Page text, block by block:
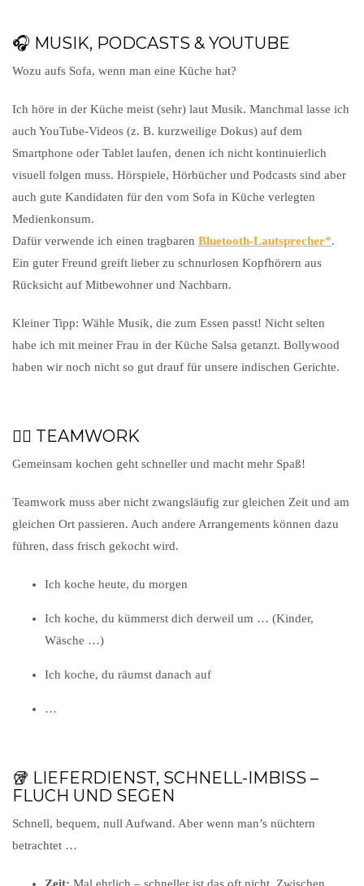
🎧 MUSIK, PODCASTS & YOUTUBE
Wozu aufs Sofa, wenn man eine Küche hat?
Ich höre in der Küche meist (sehr) laut Musik. Manchmal lasse ich
auch YouTube-Videos (z. B. kurzweilige Dokus) auf dem
Smartphone oder Tablet laufen, denen ich nicht kontinuierlich
visuell folgen muss. Hörspiele, Hörbücher und Podcasts sind aber
auch gute Kandidaten für den vom Sofa in Küche verlegten
Medienkonsum.
Dafür verwende ich einen tragbaren Bluetooth-Lautsprecher .
Ein guter Freund greift lieber zu schnurlosen Kopfhörern aus
Rücksicht auf Mitbewohner und Nachbarn.
Kleiner Tipp: Wähle Musik, die zum Essen passt! Nicht selten
habe ich mit meiner Frau in der Küche Salsa getanzt. Bollywood
haben wir noch nicht so gut drauf für unsere indischen Gerichte.
👯‍♂️ TEAMWORK
Gemeinsam kochen geht schneller und macht mehr Spaß!
Teamwork muss aber nicht zwangsläufig zur gleichen Zeit und am
gleichen Ort passieren. Auch andere Arrangements können dazu
führen, dass frisch gekocht wird.
Ich koche heute, du morgen
Ich koche, du kümmerst dich derweil um … (Kinder,
Wäsche …)
Ich koche, du räumst danach auf
…
🥡 LIEFERDIENST, SCHNELL-IMBISS –
FLUCH UND SEGEN
Schnell, bequem, null Aufwand. Aber wenn man’s nüchtern
betrachtet …
Zeit: Mal ehrlich – schneller ist das oft nicht. Zwischen